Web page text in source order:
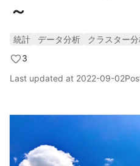
～
統計 データ分析 クラスター
3
Last updated at 2022-09-02